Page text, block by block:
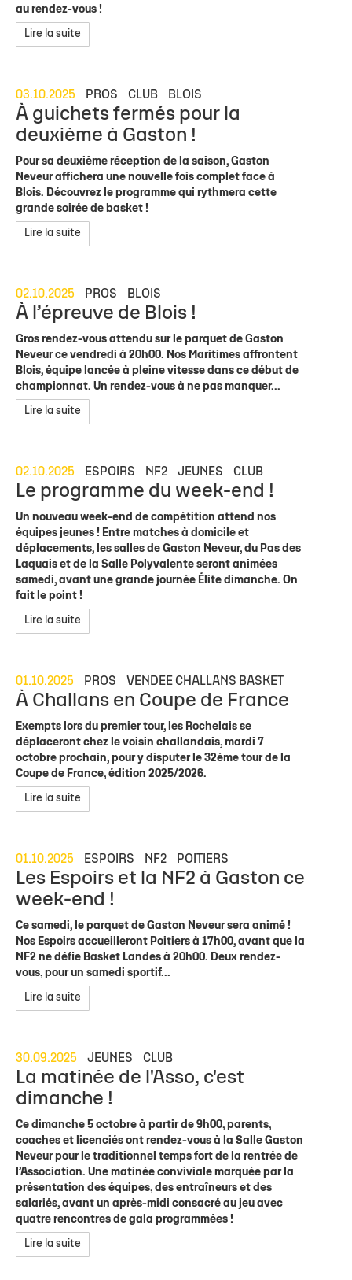
au rendez-vous !
Lire la suite
03.10.2025 PROS CLUB BLOIS
À guichets fermés pour la
deuxième à Gaston !
Pour sa deuxième réception de la saison, Gaston
Neveur affichera une nouvelle fois complet face à
Blois. Découvrez le programme qui rythmera cette
grande soirée de basket !
Lire la suite
02.10.2025 PROS BLOIS
À l’épreuve de Blois !
Gros rendez-vous attendu sur le parquet de Gaston
Neveur ce vendredi à 20h00. Nos Maritimes affrontent
Blois, équipe lancée à pleine vitesse dans ce début de
championnat. Un rendez-vous à ne pas manquer...
Lire la suite
02.10.2025 ESPOIRS NF2 JEUNES CLUB
Le programme du week-end !
Un nouveau week-end de compétition attend nos
équipes jeunes ! Entre matches à domicile et
déplacements, les salles de Gaston Neveur, du Pas des
Laquais et de la Salle Polyvalente seront animées
samedi, avant une grande journée Élite dimanche. On
fait le point !
Lire la suite
01.10.2025 PROS VENDEE CHALLANS BASKET
À Challans en Coupe de France
Exempts lors du premier tour, les Rochelais se
déplaceront chez le voisin challandais, mardi 7
octobre prochain, pour y disputer le 32ème tour de la
Coupe de France, édition 2025/2026.
Lire la suite
01.10.2025 ESPOIRS NF2 POITIERS
Les Espoirs et la NF2 à Gaston ce
week-end !
Ce samedi, le parquet de Gaston Neveur sera animé !
Nos Espoirs accueilleront Poitiers à 17h00, avant que la
NF2 ne défie Basket Landes à 20h00. Deux rendez-
vous, pour un samedi sportif...
Lire la suite
30.09.2025 JEUNES CLUB
La matinée de l'Asso, c'est
dimanche !
Ce dimanche 5 octobre à partir de 9h00, parents,
coaches et licenciés ont rendez-vous à la Salle Gaston
Neveur pour le traditionnel temps fort de la rentrée de
l’Association. Une matinée conviviale marquée par la
présentation des équipes, des entraîneurs et des
salariés, avant un après-midi consacré au jeu avec
quatre rencontres de gala programmées !
Lire la suite